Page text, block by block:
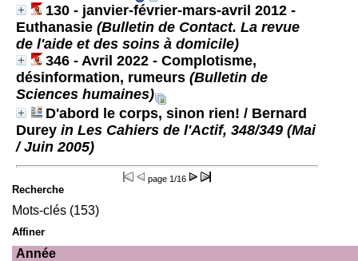
130 - janvier-février-mars-avril 2012 -
Euthanasie (Bulletin de Contact. La revue
de l'aide et des soins à domicile)
346 - Avril 2022 - Complotisme,
désinformation, rumeurs (Bulletin de
Sciences humaines)
D'abord le corps, sinon rien! / Bernard
Durey in Les Cahiers de l'Actif, 348/349 (Mai
/ Juin 2005)
page 1/16
Recherche
Mots-clés (153)
Affiner
Année